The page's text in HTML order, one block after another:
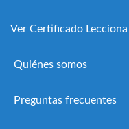
Ver Certificado Lecciona
Quiénes somos
Preguntas frecuentes